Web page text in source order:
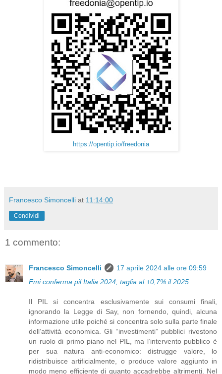
https://opentip.io/freedonia
Francesco Simoncelli at 11:14:00
Condividi
1 commento:
Francesco Simoncelli
17 aprile 2024 alle ore 09:59
Fmi conferma pil Italia 2024, taglia al +0,7% il 2025
Il PIL si concentra esclusivamente sui consumi finali,
ignorando la Legge di Say, non fornendo, quindi, alcuna
informazione utile poiché si concentra solo sulla parte finale
dell’attività economica. Gli “investimenti” pubblici rivestono
un ruolo di primo piano nel PIL, ma l’intervento pubblico è
per sua natura anti-economico: distrugge valore, lo
ridistribuisce artificialmente, o produce valore aggiunto in
modo meno efficiente di quanto accadrebbe altrimenti. Nel